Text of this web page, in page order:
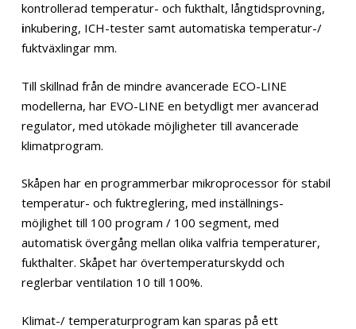
kontrollerad temperatur- och fukthalt, långtidsprovning,
inkubering, ICH-tester samt automatiska temperatur-/
fuktväxlingar mm.
Till skillnad från de mindre avancerade ECO-LINE
modellerna, har EVO-LINE en betydligt mer avancerad
regulator, med utökade möjligheter till avancerade
klimatprogram.
Skåpen har en programmerbar mikroprocessor för stabil
temperatur- och fuktreglering, med inställnings-
möjlighet till 100 program / 100 segment, med
automatisk övergång mellan olika valfria temperaturer,
fukthalter. Skåpet har övertemperaturskydd och
reglerbar ventilation 10 till 100%.
Klimat-/ temperaturprogram kan sparas på ett